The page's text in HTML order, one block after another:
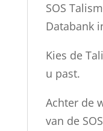
SOS
Databank
Kies de
u past.
Achter de
van de